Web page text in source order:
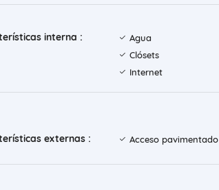
interna : Agua
Clósets
Internet
externas : Acceso pavimentado